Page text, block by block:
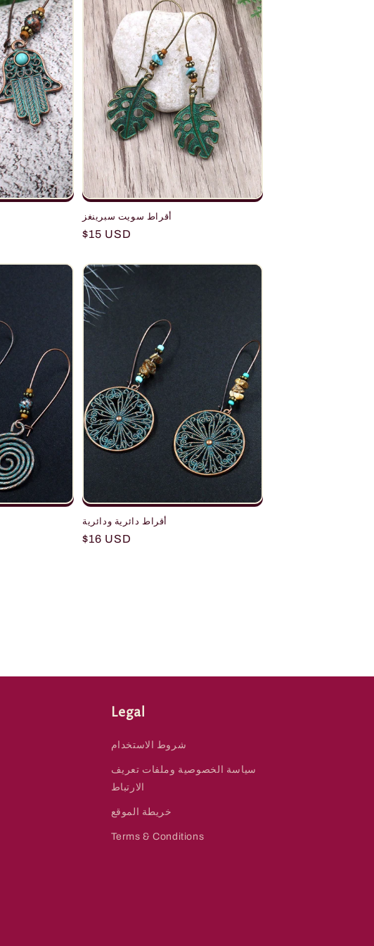
أقراط سويت سبرينغز
Regular
$15 USD
أقراط دائرية ودائرية
Regular
$16 USD
Legal
شروط الاستخدام
سياسة الخصوصية وملفات تعريف
الارتباط
خريطة الموقع
Terms & Conditions